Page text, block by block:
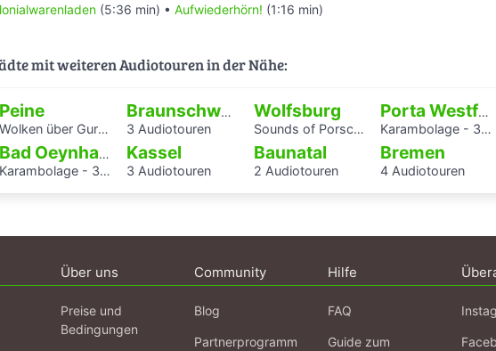
(5:36 min) • Aufwiederhörn! (1:16 min)
mit weiteren Audiotouren in der Nähe:
Peine
Wolken über Gurbet - ein Hörspaziergang im Schatten des Stahlwerks
Braunschweig
3 Audiotouren
Wolfsburg
Sounds of Porschestraße
Porta Westfalica
Karambolage - 3 Hörstationen
Bad Oeynhausen
Karambolage - 3 Hörstationen
Kassel
3 Audiotouren
Baunatal
2 Audiotouren
Bremen
4 Audiotouren
Über uns
Preise und
Bedingungen
Community
Blog
Partnerprogramm
Hilfe
FAQ
Guide zum